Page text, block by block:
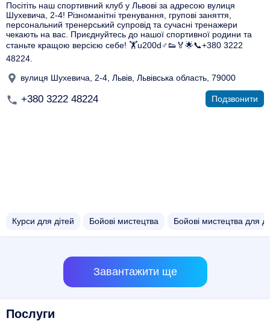
Посітіть наш спортивний клуб у Львові за адресою вулиця
Шухевича, 2-4! Різноманітні тренування, групові заняття,
персональний тренерський супровід та сучасні тренажери
чекають на вас. Приєднуйтесь до нашої спортивної родини та
станьте кращою версією себе! 🏋️u200d♂️👟🏅🌟📞+380 3222
48224.
вулиця Шухевича, 2-4, Львів, Львівська область, 79000
+380 3222 48224 Подзвонити
Курси для дітей Бойові мистецтва Бойові мистецтва для
Завантажити ще
Послуги